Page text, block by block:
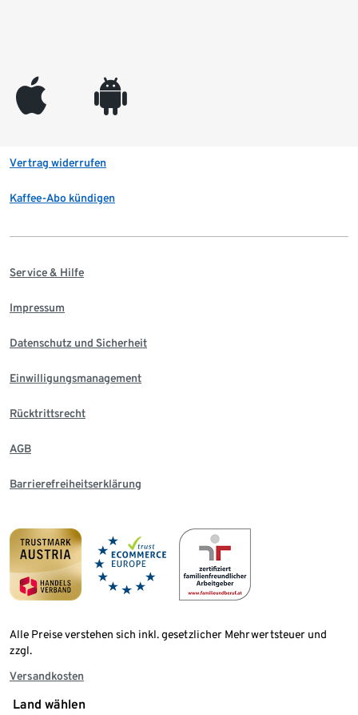
appleinc android
Vertrag widerrufen
Kaffee-Abo kündigen
Service & Hilfe
Impressum
Datenschutz und Sicherheit
Einwilligungsmanagement
Rücktrittsrecht
AGB
Barrierefreiheitserklärung
Alle Preise verstehen sich inkl. gesetzlicher Mehrwertsteuer und
zzgl.
Versandkosten
Land wählen